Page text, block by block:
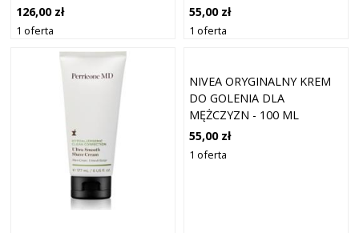
126,00 zł
1 oferta
55,00 zł
1 oferta
NIVEA ORYGINALNY KREM
DO GOLENIA DLA
MĘŻCZYZN - 100 ML
55,00 zł
1 oferta